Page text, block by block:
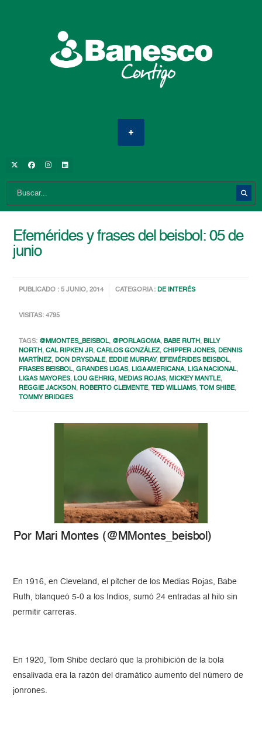
Efemérides y frases del beisbol: 05 de
junio
PUBLICADO : 5 JUNIO, 2014 CATEGORIA :DE INTERÉS
VISITAS: 4795
TAGS: @MMONTES_BEISBOL, @PORLAGOMA,BABE RUTH,BILLY
NORTH,CAL RIPKEN JR,CARLOS GONZÁLEZ,CHIPPER JONES,DENNIS
MARTÍNEZ,DON DRYSDALE, EDDIE MURRAY, EFEMÉRIDES BEISBOL,
FRASES BEISBOL,GRANDES LIGAS,LIGA AMERICANA,LIGA NACIONAL,
LIGAS MAYORES,LOU GEHRIG,MEDIAS ROJAS,MICKEY MANTLE,
REGGIE JACKSON, ROBERTO CLEMENTE, TED WILLIAMS, TOM SHIBE,
TOMMY BRIDGES
Por Mari Montes (@MMontes_beisbol)
En 1916, en Cleveland, el pitcher de los Medias Rojas, Babe
Ruth, blanqueó 5-0 a los Indios, sumó 24 entradas al hilo sin
permitir carreras.
En 1920, Tom Shibe declaró que la prohibición de la bola
ensalivada era la razón del dramático aumento del número de
jonrones.